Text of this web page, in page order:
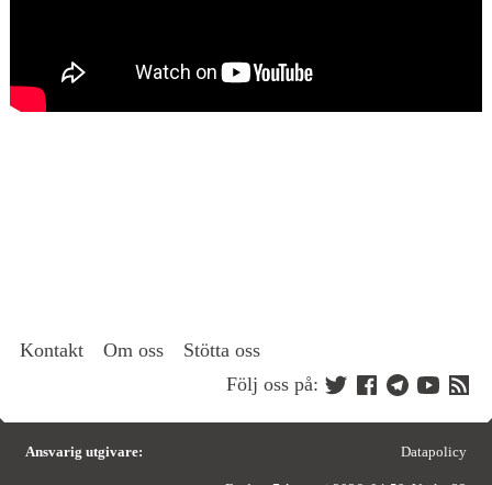
Kontakt Om oss
Stötta oss
Följ oss på:
Ansvarig utgivare: Datapolicy